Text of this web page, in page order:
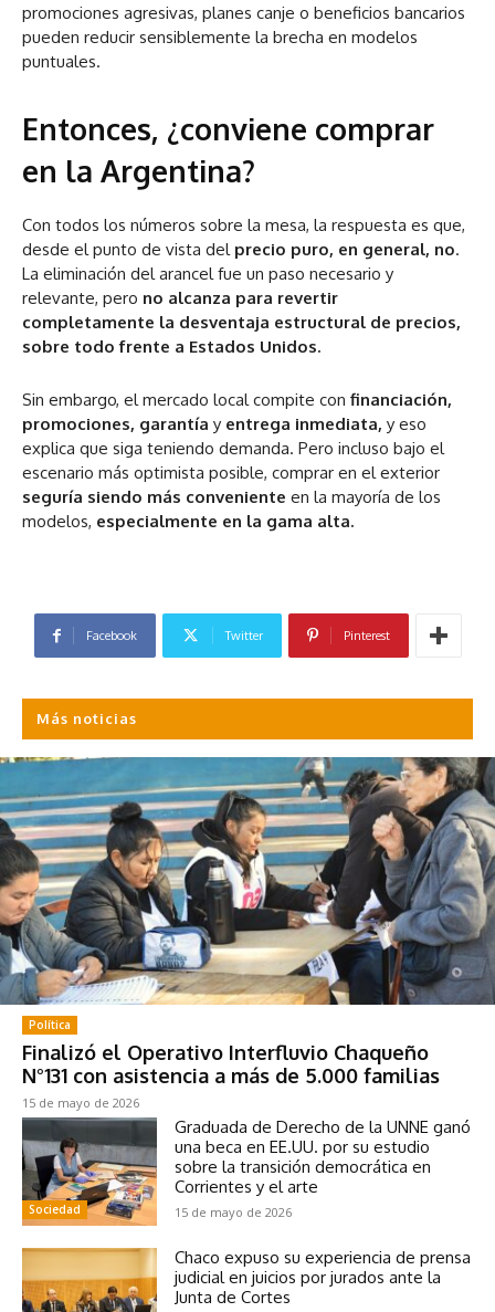
promociones agresivas, planes canje o beneficios bancarios
pueden reducir sensiblemente la brecha en modelos
puntuales.
Entonces, ¿conviene comprar
en la Argentina?
Con todos los números sobre la mesa, la respuesta es que,
desde el punto de vista del precio puro, en general, no.
La eliminación del arancel fue un paso necesario y
relevante, pero no alcanza para revertir
completamente la desventaja estructural de precios,
sobre todo frente a Estados Unidos.
Sin embargo, el mercado local compite con financiación,
promociones, garantía y entrega inmediata, y eso
explica que siga teniendo demanda. Pero incluso bajo el
escenario más optimista posible, comprar en el exterior
seguría siendo más conveniente en la mayoría de los
modelos, especialmente en la gama alta.
Facebook Twitter Pinterest
Más noticias
Política
Finalizó el Operativo Interfluvio Chaqueño
N°131 con asistencia a más de 5.000 familias
15 de mayo de 2026
Sociedad
Graduada de Derecho de la UNNE ganó
una beca en EE.UU. por su estudio
sobre la transición democrática en
Corrientes y el arte
15 de mayo de 2026
Chaco expuso su experiencia de prensa
judicial en juicios por jurados ante la
Junta de Cortes